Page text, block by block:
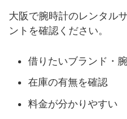
大阪で腕時計のレンタル
ントを確認ください。
借りたいブランド・
在庫の有無を確認
料金が分かりやすい